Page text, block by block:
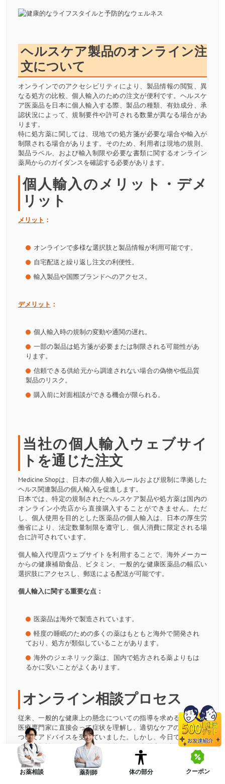
ヘルスケア製品のオンライン注
文について
オンラインでのアクセシビリティにより、製品情報の閲覧、異
なる処方の比較、個人輸入のための注文が便利です。ヘルスケ
ア医薬品を日本に個人輸入する際、製品の種類、有効成分、承
認状況によって、規制要件や許可される数量が異なる場合があ
ります。
特に処方薬に関しては、現地での処方箋が必要な場合や輸入が
制限される場合があります。そのため、利用者は現地の規則、
製品ラベル、および輸入制限や必要な書類に関するオンライン
薬局からのガイダンスを確認する必要があります。
個人輸入のメリット・デメ
リット
メリット ：
オンラインで多様な選択肢と製品情報が利用可能です。
自宅配送と繰り返し注文の利便性。
輸入製品や国際ブランドへのアクセス。
デメリット ：
個人輸入時の規制の変動や通関の遅れ。
一部の製品は処方箋が必要または制限される可能性があ
ります。
信頼できる供給元から調達されない場合の偽物や低品質
製品のリスク。
購入前に対面相談ができる機会が限られる。
当社の個人輸入ウェブサイ
トを通じた注文
Medicine.Shopは、日本の個人輸入ルールおよび規制に準拠した
ヘルス関連製品の個人輸入を促進します。
日本では、特定の規制されたヘルスケア製品や処方薬は国内の
オンライン小売店から直接購入することができません。ただ
し、個人使用を目的とした医薬品の個人輸入は、日本の厚生労
働省により、法定数量制限を遵守し、個人消費に限定される場
合に許可されています。
個人輸入代理店ウェブサイトを利用することで、海外メーカー
からの健康補助食品、ビタミン、一般的な健康医薬品の幅広い
選択肢にアクセスし、郵送による配送が可能です。
個人輸入に関する重要な点：
医薬品は海外で製造されています。
軽度の睡眠のための多くの薬はもともと海外で開発され
ており、処方が類似していることがあります。
海外のジェネリック薬は、国内で処方される薬よりもは
るかに安いことがよくあります。
オンライン相談プロセス
従来、一般的な健康上の懸念についての指導を求める人々は、
医療専門家に直接会って症状を理解し、適切なケアの選択肢に
ついてアドバイスを受けていました。しかし、今日では、オン
ライン相談サービスにより、資格のある専門家と遠隔でつなが
ることができ、自宅の快適さから一般的な健康指導を求めるこ
とが可能です。
お薬相談 薬剤師 体の部分 クーポン